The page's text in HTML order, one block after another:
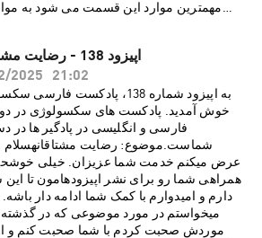
مهمترین موارد این قسمت می شود به
خود واقعی همراهمان به جذابیت در
کمک می کند.· ارزش ها و نظام اخلاقی
تواند نگرش ما به انجام فانتزی جنسی
کند.· بررسی شخصیت های
مختلف· پیچیدگی انسان ها تاثیر بسیاری
برانگیختگی روانی جنسی در افراد
نازنین معالیدکتر نازنین معالی، روانشناس
پژوهشگر روابط جنسی، دارای بورد فوق
بیمارستان کایزر هستند. هم اکنون مطب
شهر لس آنجلس به صورت ویدیو تراپی،
درمان مدد جویان می باشد. دکتر معالی با
اپیزود 138 - رضایت مشتاقانه
2025
21:02
به اپیزود شماره 138، پادکست فارسی
خوش آمدید. پادکست های سکسولوژی در
فارسی و انگلیسی در پادگیر ها در
شماست.موضوع: رضایت مشتاقانهسلام
عرض میکنم خدمت شما عزیزان. خیلی
همراهی شما رو برای نشر اپیزودهامون تا این
دارم و امیدوارم با کمک شما ادامه دار باشه.
میخواستم در مورد موضوعی که در گذشته
موردش صحبت کردم با شما صحبت کنم و